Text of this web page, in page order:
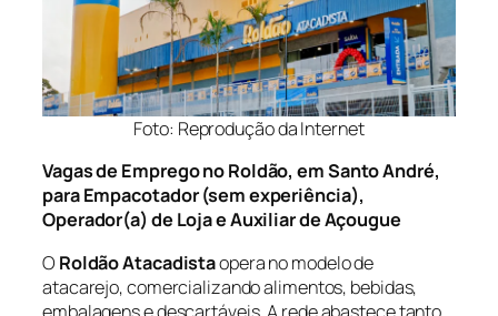
Foto: Reprodução da Internet
Vagas de Emprego no Roldão, em Santo André,
para Empacotador (sem experiência),
Operador(a) de Loja e Auxiliar de Açougue
O Roldão Atacadistaopera no modelo de
atacarejo, comercializando alimentos, bebidas,
embalagens e descartáveis. A rede abastece tanto